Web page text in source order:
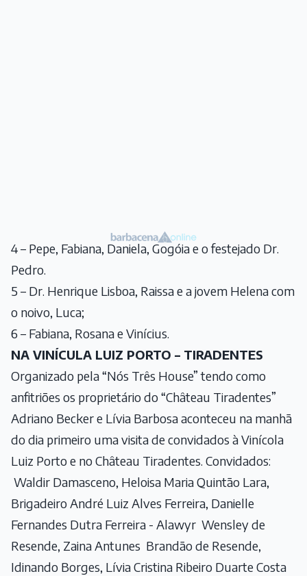
4 – Pepe, Fabiana, Daniela, Gogóia e o festejado Dr.
Pedro.
5 – Dr. Henrique Lisboa, Raissa e a jovem Helena com
o noivo, Luca;
6 – Fabiana, Rosana e Vinícius.
NA VINÍCULA LUIZ PORTO – TIRADENTES
Organizado pela “Nós Três House” tendo como
anfitriões os proprietário do “Château Tiradentes”
Adriano Becker e Lívia Barbosa aconteceu na manhã
do dia primeiro uma visita de convidados à Vinícola
Luiz Porto e no Château Tiradentes. Convidados:
Waldir Damasceno, Heloisa Maria Quintão Lara,
Brigadeiro André Luiz Alves Ferreira, Danielle
Fernandes Dutra Ferreira - Alawyr Wensley de
Resende, Zaina Antunes Brandão de Resende,
Idinando Borges, Lívia Cristina Ribeiro Duarte Costa